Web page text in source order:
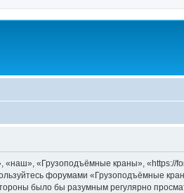
«Грузоподъёмные краны», «https://
форумами «Грузоподъёмные
было бы разумным регулярно